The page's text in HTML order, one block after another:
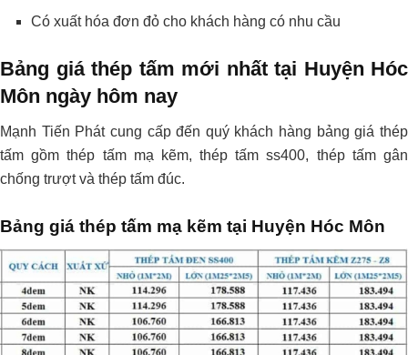
Có xuất hóa đơn đỏ cho khách hàng có nhu cầu
Bảng giá thép tấm mới nhất tại Huyện Hóc
Môn ngày hôm nay
Mạnh Tiến Phát cung cấp đến quý khách hàng bảng giá thép
tấm gồm thép tấm mạ kẽm, thép tấm ss400, thép tấm gân
chống trượt và thép tấm đúc.
Bảng giá thép tấm mạ kẽm tại Huyện Hóc Môn